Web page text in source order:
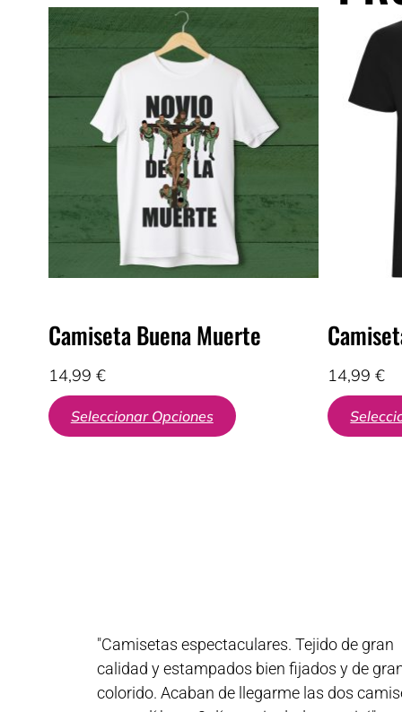
Camiseta Buena Muerte
14,99 €
Seleccionar Opciones
14,99€
"Camisetas espectaculares. Tejido de gran
calidad y estampados bien fijados y de
colorido. Acaban de llegarme las dos